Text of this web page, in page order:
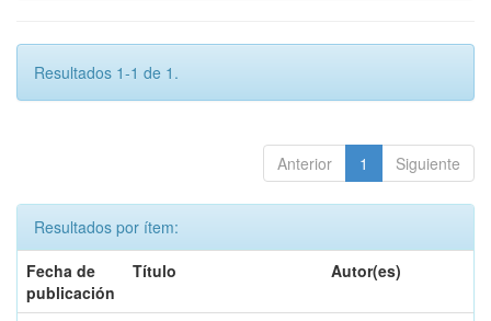
Resultados 1-1 de 1.
Anterior 1 Siguiente
Resultados por ítem:
Fecha de
publicación
Título Autor(es)